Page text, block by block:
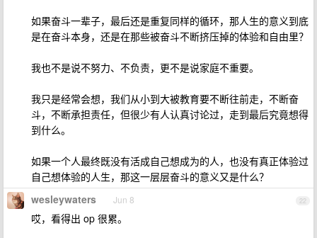
如果奋斗一辈子，最后还是重复同样的循环，那人生的意义到底
是在奋斗本身，还是在那些被奋斗不断挤压掉的体验和自由里？
我也不是说不努力、不负责，更不是说家庭不重要。
我只是经常会想，我们从小到大被教育要不断往前走，不断奋
斗，不断承担责任，但很少有人认真讨论过，走到最后究竟想得
到什么。
如果一个人最终既没有活成自己想成为的人，也没有真正体验过
自己想体验的人生，那这一层层奋斗的意义又是什么？
22
wesleywaters Jun 8
哎，看得出 op 很累。